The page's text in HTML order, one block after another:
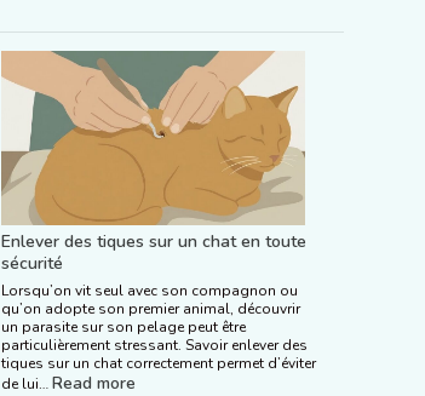
Enlever des tiques sur un chat en toute
sécurité
Lorsqu’on vit seul avec son compagnon ou
qu’on adopte son premier animal, découvrir
un parasite sur son pelage peut être
particulièrement stressant. Savoir enlever des
tiques sur un chat correctement permet d’éviter
de lui… Read more